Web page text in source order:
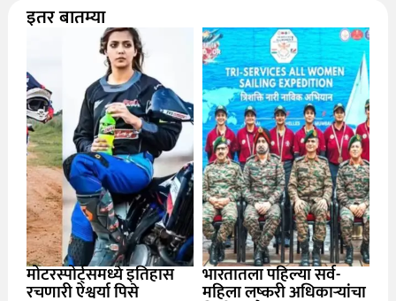
इतर बातम्या
मोटरस्पोर्ट्समध्ये इतिहास
रचणारी ऐश्वर्या पिसे
भारतातला पहिल्या सर्व-
महिला लष्करी अधिकाऱ्यांचा